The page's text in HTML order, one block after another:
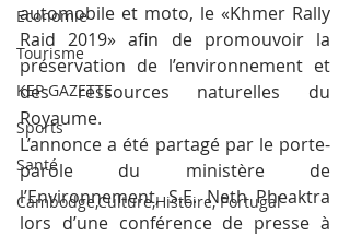
Economie
Tourisme
KEP GAZETTE
Sports
Santé
Cambodge,Culture,Histoire, Portugal
automobile et moto, le «Khmer Rally
Raid 2019» afin de promouvoir la
préservation de l’environnement et
des ressources naturelles du
Royaume.
L’annonce a été partagé par le porte-
parole du ministère de
l’Environnement, S.E. Neth Pheaktra
lors d’une conférence de presse à